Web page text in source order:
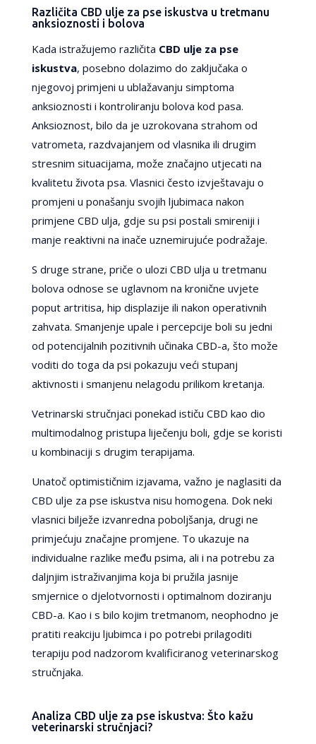
Različita CBD ulje za pse iskustva u tretmanu
anksioznosti i bolova
Kada istražujemo različita CBD ulje za pse
iskustva, posebno dolazimo do zaključaka o
njegovoj primjeni u ublažavanju simptoma
anksioznosti i kontroliranju bolova kod pasa.
Anksioznost, bilo da je uzrokovana strahom od
vatrometa, razdvajanjem od vlasnika ili drugim
stresnim situacijama, može značajno utjecati na
kvalitetu života psa. Vlasnici često izvještavaju o
promjeni u ponašanju svojih ljubimaca nakon
primjene CBD ulja, gdje su psi postali smireniji i
manje reaktivni na inače uznemirujuće podražaje.
S druge strane, priče o ulozi CBD ulja u tretmanu
bolova odnose se uglavnom na kronične uvjete
poput artritisa, hip displazije ili nakon operativnih
zahvata. Smanjenje upale i percepcije boli su jedni
od potencijalnih pozitivnih učinaka CBD-a, što može
voditi do toga da psi pokazuju veći stupanj
aktivnosti i smanjenu nelagodu prilikom kretanja.
Vetrinarski stručnjaci ponekad ističu CBD kao dio
multimodalnog pristupa liječenju boli, gdje se koristi
u kombinaciji s drugim terapijama.
Unatoč optimističnim izjavama, važno je naglasiti da
CBD ulje za pse iskustva nisu homogena. Dok neki
vlasnici bilježe izvanredna poboljšanja, drugi ne
primjećuju značajne promjene. To ukazuje na
individualne razlike među psima, ali i na potrebu za
daljnjim istraživanjima koja bi pružila jasnije
smjernice o djelotvornosti i optimalnom doziranju
CBD-a. Kao i s bilo kojim tretmanom, neophodno je
pratiti reakciju ljubimca i po potrebi prilagoditi
terapiju pod nadzorom kvalificiranog veterinarskog
stručnjaka.
Analiza CBD ulje za pse iskustva: Što kažu
veterinarski stručnjaci?